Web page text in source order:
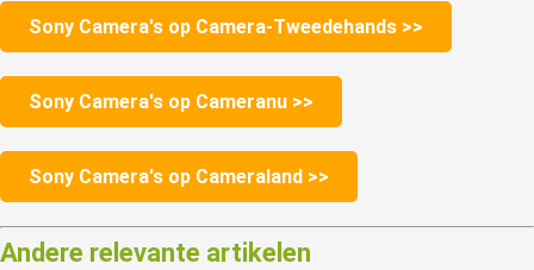
Sony Camera's op Camera-Tweedehands >>
Sony Camera's op Cameranu >>
Sony Camera's op Cameraland >>
Andere relevante artikelen